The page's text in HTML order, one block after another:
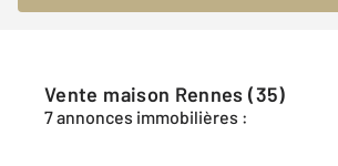
Vente maison Rennes (35)
7 annonces immobilières :